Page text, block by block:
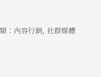
： 內容行銷, 社群媒體